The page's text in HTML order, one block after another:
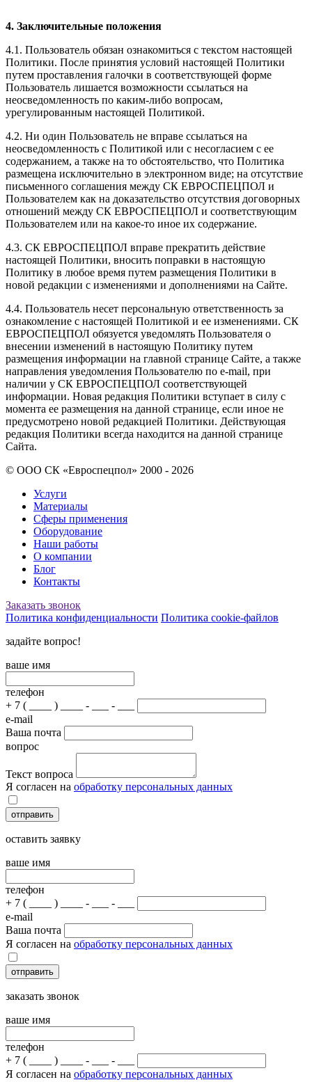
4. Заключительные положения
4.1. Пользователь обязан ознакомиться с текстом настоящей
Политики. После принятия условий настоящей Политики
путем проставления галочки в соответствующей форме
Пользователь лишается возможности ссылаться на
неосведомленность по каким-либо вопросам,
урегулированным настоящей Политикой.
4.2. Ни один Пользователь не вправе ссылаться на
неосведомленность с Политикой или с несогласием с ее
содержанием, а также на то обстоятельство, что Политика
размещена исключительно в электронном виде; на отсутствие
письменного соглашения между СК ЕВРОСПЕЦПОЛ и
Пользователем как на доказательство отсутствия договорных
отношений между СК ЕВРОСПЕЦПОЛ и соответствующим
Пользователем или на какое-то иное их содержание.
4.3. СК ЕВРОСПЕЦПОЛ вправе прекратить действие
настоящей Политики, вносить поправки в настоящую
Политику в любое время путем размещения Политики в
новой редакции с изменениями и дополнениями на Сайте.
4.4. Пользователь несет персональную ответственность за
ознакомление с настоящей Политикой и ее изменениями. СК
ЕВРОСПЕЦПОЛ обязуется уведомлять Пользователя о
внесении изменений в настоящую Политику путем
размещения информации на главной странице Сайте, а также
направления уведомления Пользователю по e-mail, при
наличии у СК ЕВРОСПЕЦПОЛ соответствующей
информации. Новая редакция Политики вступает в силу с
момента ее размещения на данной странице, если иное не
предусмотрено новой редакцией Политики. Действующая
редакция Политики всегда находится на данной странице
Сайта.
© ООО СК «Евроспецпол» 2000 - 2026
Услуги
Материалы
Сферы применения
Оборудование
Наши работы
О компании
Блог
Контакты
Заказать звонок
Политика конфиденциальности Политика cookie-файлов
задайте вопрос!
ваше имя
телефон
+ 7 ( ____ ) ____ - ___ - ___
e-mail
Ваша почта
вопрос
Текст вопроса
Я согласен на обработку персональных данных
отправить
оставить заявку
ваше имя
телефон
+ 7 ( ____ ) ____ - ___ - ___
e-mail
Ваша почта
Я согласен на обработку персональных данных
отправить
заказать звонок
ваше имя
телефон
+ 7 ( ____ ) ____ - ___ - ___
Я согласен на обработку персональных данных